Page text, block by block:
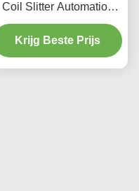
Coil Slitter Automation
Control / Tension Control
0-120 m/min
Krijg Beste Prijs